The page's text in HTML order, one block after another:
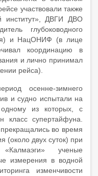
участвовали также
институт», ДВГИ ДВО
глубоководного
и НацОНИФ (в лице
координацию в
и лично принимал
рейса).
осенне-зимнего
и судно испытали на
из которых, с
класс супертайфуна.
во время
(около двух суток) при
ученые
измерения в водной
изменчивости